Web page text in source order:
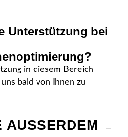
Unterstützung bei
in diesem Bereich
bald von Ihnen zu